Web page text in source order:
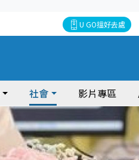
U GO搵好去處
社會 影片專區